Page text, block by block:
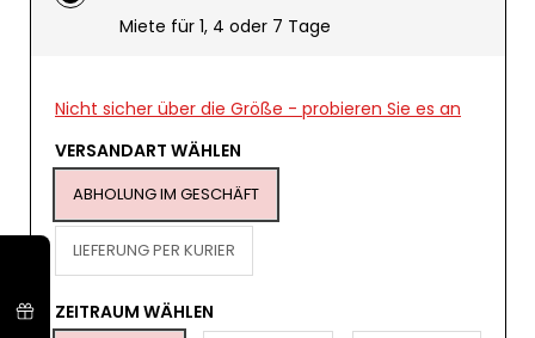
Miete für 1, 4 oder 7 Tage
Nicht sicher über die Größe - probieren Sie es an
VERSANDART WÄHLEN
ABHOLUNG IM GESCHÄFT
LIEFERUNG PER KURIER
ZEITRAUM WÄHLEN